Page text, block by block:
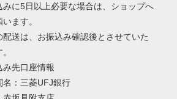
に5日以上必要な場合は、ショップへ
ます。
送は、お振込み確認後とさせていた
先口座情報
名：三菱UFJ銀行